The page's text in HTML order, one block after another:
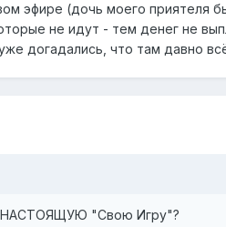
эфире (дочь моего
не идут - тем денег не
догадались, что там давно
НАСТОЯЩУЮ "Свою Игру"?